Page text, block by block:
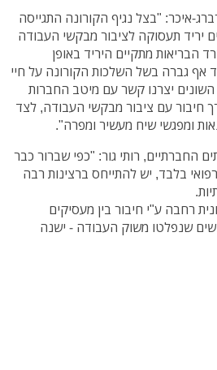
איכר: "בצל נגיף הקורונה התגייסה
יריד תעסוקה לציבור מבקשי העבודה
הבריאות מתקיים היריד באופן
אף גברה בשל השלכות הקורונה על חיי
השונים יצרנו קשר עם מיטב החברות
חיבור עם ציבור מבקשי העבודה, לצד
ומפגשי שיח מעשיר ומפרה".
החברתיים, רותי גור: "כפי שברור כבר
בלבד, יש להתייחס ברצינות רבה
רחבה ע"י חיבור בין מעסיקים
שנפלטו משוק העבודה - ישנה